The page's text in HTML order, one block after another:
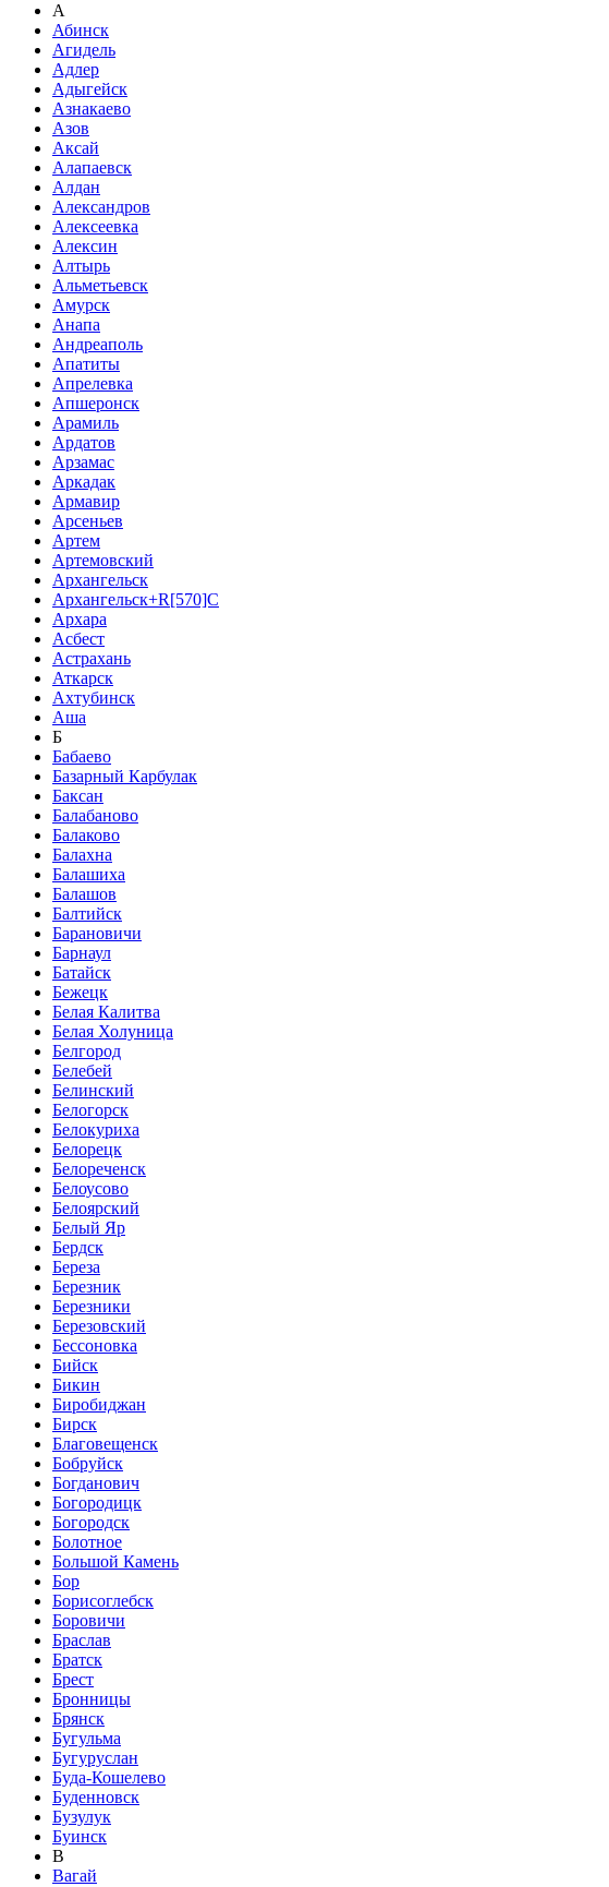
А
Абинск
Агидель
Адлер
Адыгейск
Азнакаево
Азов
Аксай
Алапаевск
Алдан
Александров
Алексеевка
Алексин
Алтырь
Альметьевск
Амурск
Анапа
Андреаполь
Апатиты
Апрелевка
Апшеронск
Арамиль
Ардатов
Арзамас
Аркадак
Армавир
Арсеньев
Артем
Артемовский
Архангельск
Архангельск+R[570]C
Архара
Асбест
Астрахань
Аткарск
Ахтубинск
Аша
Б
Бабаево
Базарный Карбулак
Баксан
Балабаново
Балаково
Балахна
Балашиха
Балашов
Балтийск
Барановичи
Барнаул
Батайск
Бежецк
Белая Калитва
Белая Холуница
Белгород
Белебей
Белинский
Белогорск
Белокуриха
Белорецк
Белореченск
Белоусово
Белоярский
Белый Яр
Бердск
Береза
Березник
Березники
Березовский
Бессоновка
Бийск
Бикин
Биробиджан
Бирск
Благовещенск
Бобруйск
Богданович
Богородицк
Богородск
Болотное
Большой Камень
Бор
Борисоглебск
Боровичи
Браслав
Братск
Брест
Бронницы
Брянск
Бугульма
Бугуруслан
Буда-Кошелево
Буденновск
Бузулук
Буинск
В
Вагай